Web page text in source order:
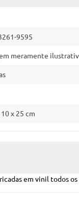
9595
meramente
x 25 cm
em vinil todos